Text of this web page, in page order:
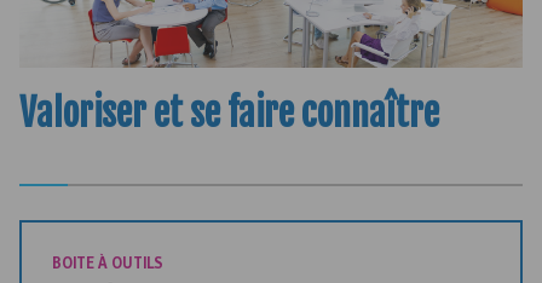
Valoriser et se faire connaître
BOITE À OUTILS